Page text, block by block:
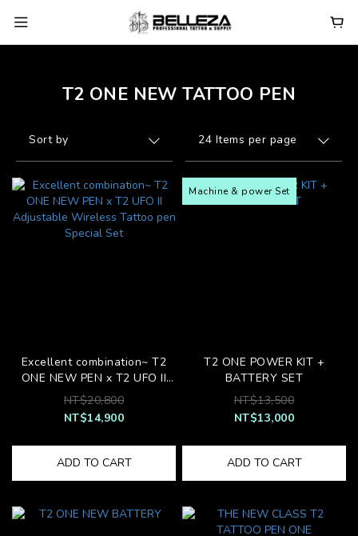
T2 ONE NEW TATTOO PEN
Sort by 24 Items per page
Excellent combination~ T2
ONE NEW PEN x T2 UFO II
Adjustable Wireless Tattoo
pen Special Set
NT$20,800
NT$14,900
ADD TO CART
Machine & power Set
T2 ONE POWER KIT +
BATTERY SET
NT$13,500
NT$13,000
ADD TO CART